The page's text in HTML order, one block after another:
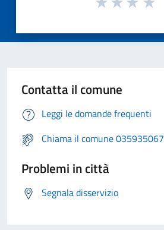
Contatta il comune
Leggi le domande frequenti
Chiama il comune 035935067
Problemi in città
Segnala disservizio